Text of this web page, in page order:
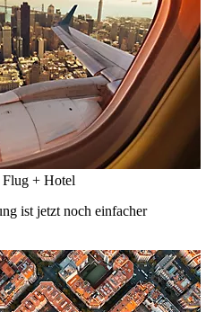
+ Hotel
ist jetzt noch einfacher